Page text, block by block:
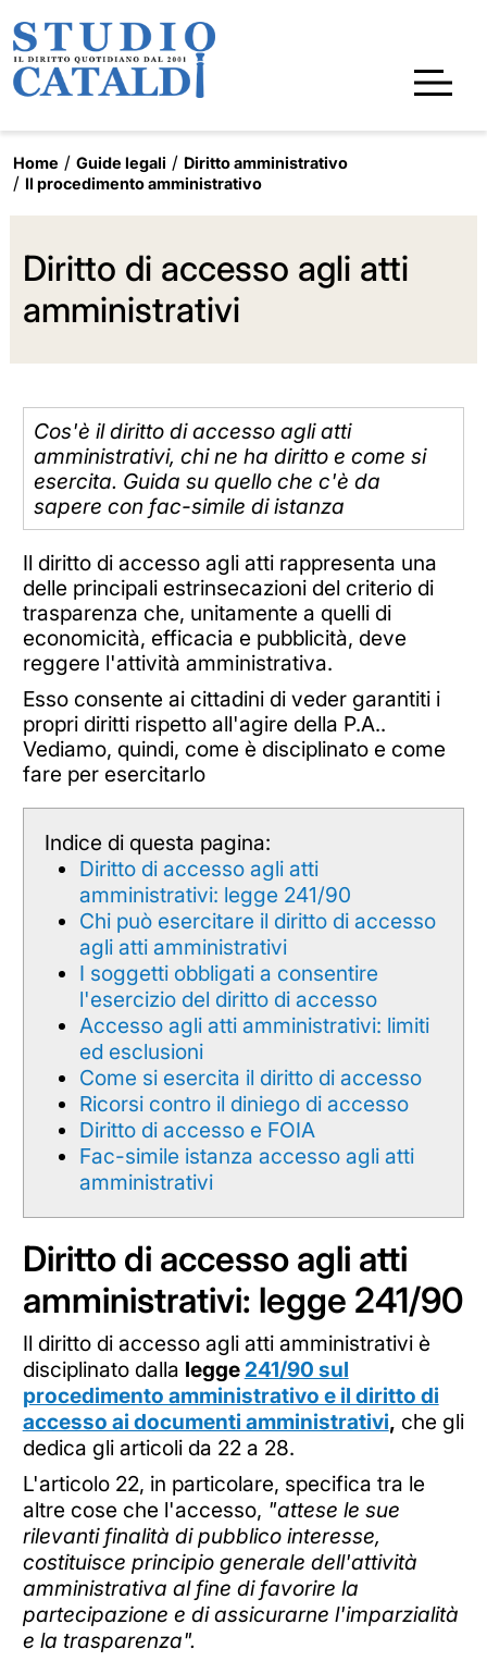
Home Guide legali
Diritto amministrativo
Il procedimento amministrativo
Diritto di accesso agli atti
amministrativi
Cos'è il diritto di accesso agli atti
amministrativi, chi ne ha diritto e come si
esercita. Guida su quello che c'è da
sapere con fac-simile di istanza
Il diritto di accesso agli atti rappresenta una
delle principali estrinsecazioni del criterio di
trasparenza che, unitamente a quelli di
economicità, efficacia e pubblicità, deve
reggere l'attività amministrativa.
Esso consente ai cittadini di veder garantiti i
propri diritti rispetto all'agire della P.A..
Vediamo, quindi, come è disciplinato e come
fare per esercitarlo
Indice di questa pagina:
Diritto di accesso agli atti
amministrativi: legge 241/90
Chi può esercitare il diritto di accesso
agli atti amministrativi
I soggetti obbligati a consentire
l'esercizio del diritto di accesso
Accesso agli atti amministrativi: limiti
ed esclusioni
Come si esercita il diritto di accesso
Ricorsi contro il diniego di accesso
Diritto di accesso e FOIA
Fac-simile istanza accesso agli atti
amministrativi
Diritto di accesso agli atti
amministrativi: legge 241/90
Il diritto di accesso agli atti amministrativi è
disciplinato dalla legge 241/90 sul
procedimento amministrativo e il diritto di
accesso ai documenti amministrativi, che gli
dedica gli articoli da 22 a 28.
L'articolo 22, in particolare, specifica tra le
altre cose che l'accesso, "attese le sue
rilevanti finalità di pubblico interesse,
costituisce principio generale dell'attività
amministrativa al fine di favorire la
partecipazione e di assicurarne l'imparzialità
e la trasparenza".